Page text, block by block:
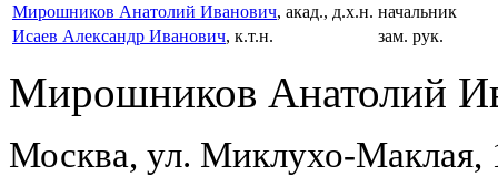
Мирошников Анатолий Иванович, акад., д.х.н. начальник
Исаев Александр Иванович, к.т.н. зам. рук.
Мирошников Анатолий
Москва, ул. Миклухо-